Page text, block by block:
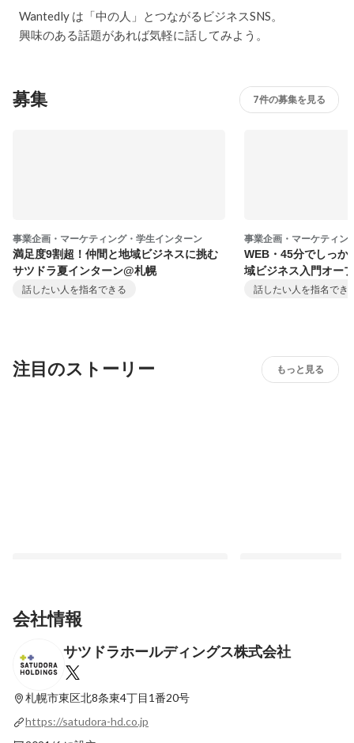
Wantedly は「中の人」とつながるビジネスSNS。
興味のある話題があれば気軽に話してみよう。
募集 7件の募集を見る
事業企画・マーケティング・学生インターン
満足度9割超！仲間と地域ビジネスに挑む
サツドラ夏インターン@札幌
話したい人を指名できる
事業企画・マーケティン
WEB・45分でしっか
域ビジネス入門オー
話したい人を指名でき
注目のストーリー もっと見る
2024年サツドラの新入社員研修・入社式を
レポート！
最新順で表示
女性社員の活躍を支
会社情報
サツドラホールディングス株式会社
札幌市東区北8条東4丁目1番20号
https://satudora-hd.co.jp